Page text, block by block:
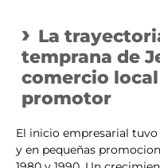
La
temprana de
comercio
promotor
El inicio empresarial
y en pequeñas